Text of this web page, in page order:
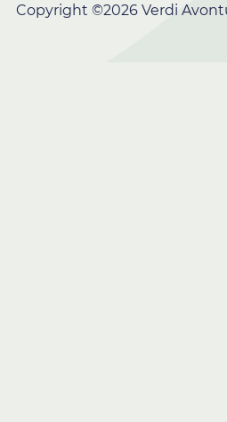
Copyright ©2026 Verdi